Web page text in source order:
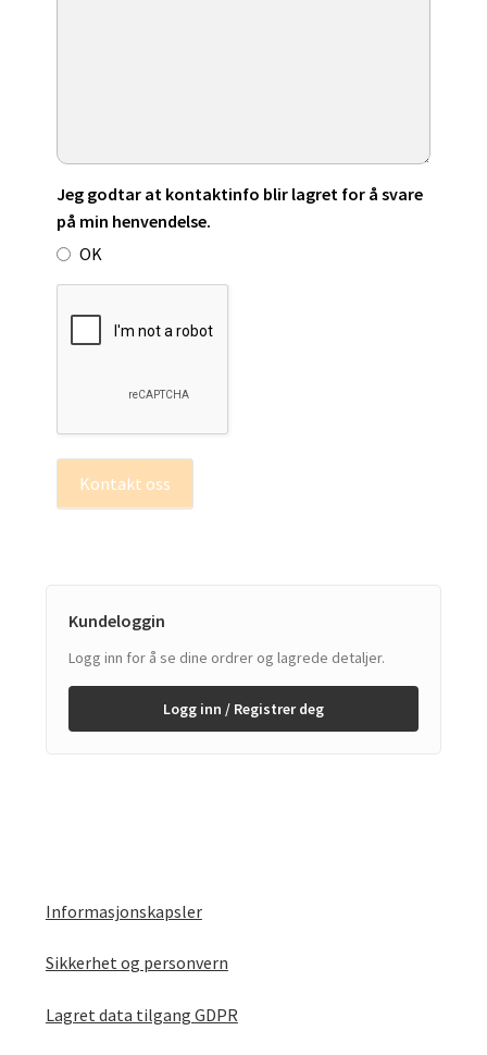
Jeg godtar at kontaktinfo blir lagret for å svare
på min henvendelse.
OK
Kontakt oss
Kundeloggin
Logg inn for å se dine ordrer og lagrede detaljer.
Logg inn / Registrer deg
Informasjonskapsler
Sikkerhet og personvern
Lagret data tilgang GDPR